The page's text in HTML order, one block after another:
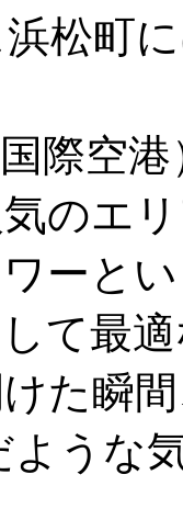
松町
際空
のエ
ーと
て最
た瞬
ような